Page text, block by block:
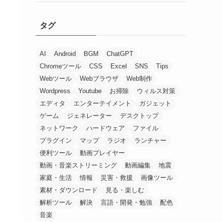
タグ
AI Android BGM
ChatGPT
Chromeツール
CSS Excel SNS
Tips
Webツール
Webブラウザ
Web制作
Wordpress
Youtube お掃除
ウィルス対策
エディタ
エンターテイメント
ガジェット
ゲーム
ジェネレーター
デスクトップ
ネットワーク
ハードウェア
ファイル
プラグイン
マップ ラジオ
ランチャー
便利ツール
動画プレイヤー
動画・音楽ストリーミング
動画編集
地震
家庭・生活
情報 災害・救援
画像ツール
素材・ダウンロード
見る・楽しむ
解析ツール
解決 言語・開発・勉強
配色
音楽